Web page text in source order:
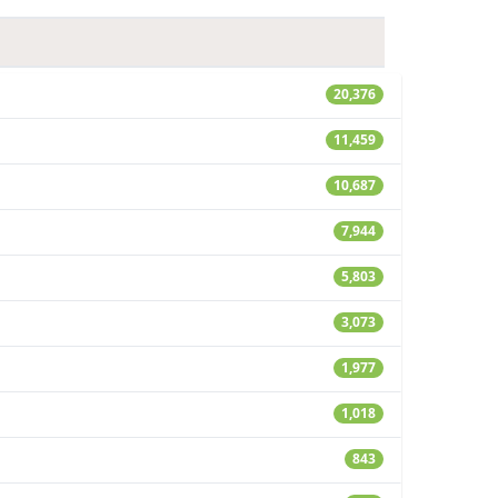
20,376
11,459
10,687
7,944
5,803
3,073
1,977
1,018
843